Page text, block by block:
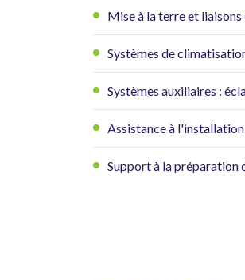
Mise à la terre et
Systèmes de
Systèmes auxiliaires :
Assistance à
Support à la préparation